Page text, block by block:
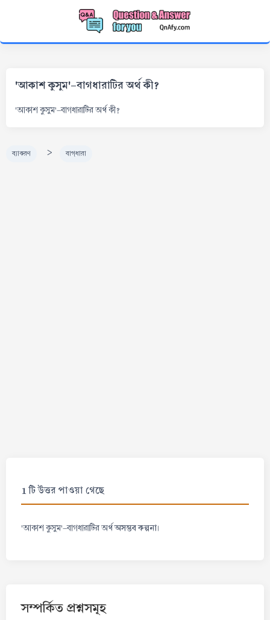
'আকাশ কুসুম'-বাগধারাটির অর্থ কী?
'আকাশ কুসুম'-বাগধারাটির অর্থ কী?
ব্যাকরণ > বাগ্‌ধারা
1 টি উত্তর পাওয়া গেছে
'আকাশ কুসুম'-বাগধারাটির অর্থঅসম্ভব কল্পনা।
সম্পর্কিত প্রশ্নসমূহ